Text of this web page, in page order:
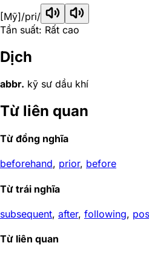
[Mỹ]/pri/
Tần suất: Rất cao
Dịch
abbr. kỹ sư dầu khí
Từ liên quan
Từ đồng nghĩa
beforehand, prior, before
Từ trái nghĩa
subsequent, after, following,
Từ liên quan